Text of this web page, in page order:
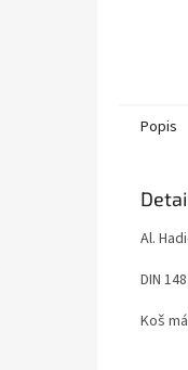
Popis
Al.
DIN
Koš